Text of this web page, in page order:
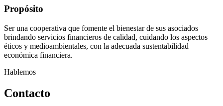
Propósito
Ser una cooperativa que fomente el bienestar de sus asociados
brindando servicios financieros de calidad, cuidando los aspectos
éticos y medioambientales, con la adecuada sustentabilidad
económica financiera.
Hablemos
Contacto